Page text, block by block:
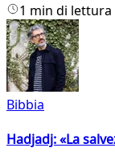
1 min di lettura
Bibbia
Hadjadj: «La